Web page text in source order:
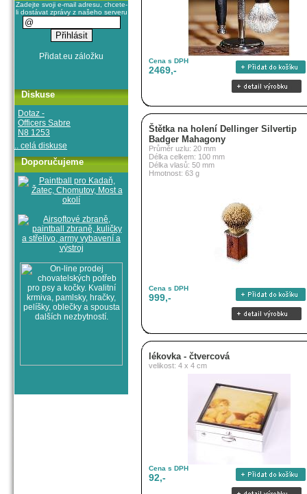
Cena s DPH
2469,-
Štětka na holení Dellinger Silvertip
Badger Mahagony
Průměr uzlu: 20 mm
Délka celkem: 100 mm
Délka vlasů: 50 mm
Hmotnost: 63 g
Cena s DPH
999,-
lékovka - čtvercová
velikost: 4 x 4 cm
Cena s DPH
92,-
Zadejte svoji e-mail adresu, chcete-
li dostávat zprávy z našeho serveru
Diskuse
Dotaz -
Officers Sabre
N8 1253
.. celá diskuse
Doporučujeme